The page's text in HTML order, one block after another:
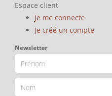
Espace client
Je me connecte
Je créé un compte
Newsletter